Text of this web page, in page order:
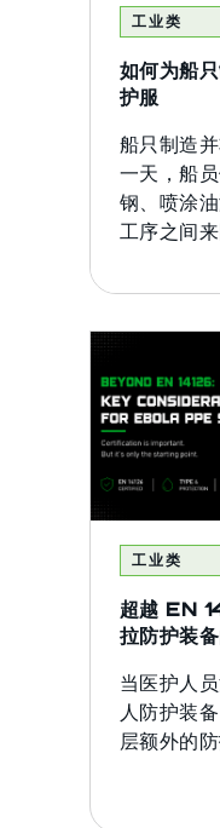
工业类
如何为船
护服
船只制造
一天，船
钢、喷涂
工序之间来
工业类
超越 EN
拉防护装
当医护人
人防护装
层额外的